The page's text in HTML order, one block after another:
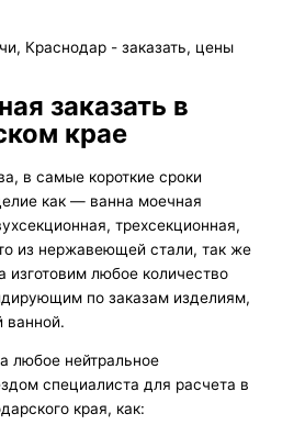
заказать в
крае
в самые короткие сроки
как — ванна моечная
трехсекционная,
из нержавеющей стали, так же
изготовим любое количество
по заказам изделиям,
ванной.
любое нейтральное
специалиста для расчета в
края, как: